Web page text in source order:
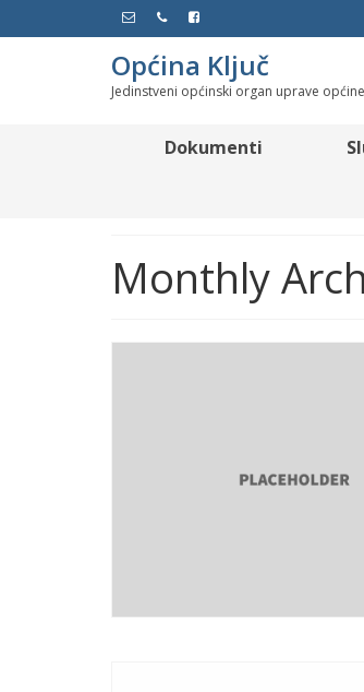
Općina Ključ
Jedinstveni općinski organ uprave
Dokumenti
Monthly